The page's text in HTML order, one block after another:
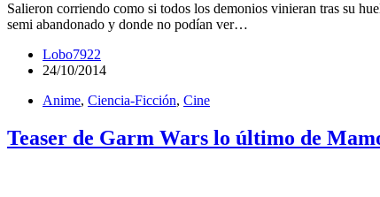
Salieron corriendo como si todos los demonios vinieran tras su
semi abandonado y donde no podían ver…
Lobo7922
24/10/2014
Anime, Ciencia-Ficción, Cine
Teaser de Garm Wars lo último de